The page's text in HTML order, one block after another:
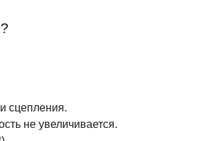
сцепления.
не увеличивается.